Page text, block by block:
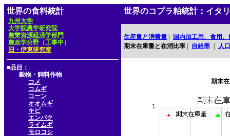
世界の食料統計
九州大学
大学院農学研究院
農業資源経済学部門
農政学分野（工事中）
旧・伊東研究室
■品目：
穀物・飼料作物
コメ
コムギ
コーン
オオムギ
キビ
エンバク
ライムギ
モロコシ
世界のコプラ粕統計：イタ
生産量と消費量
国内加工用、食用
期末在庫量と在消比率
自給率 人口
期末